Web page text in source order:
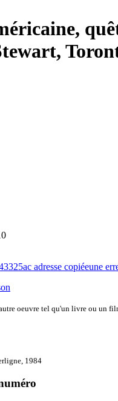
adresse copiéeune
oeuvre tel qu'un livre ou un
1984